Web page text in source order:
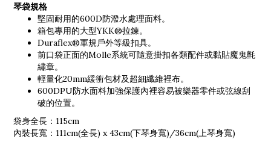
琴袋規格
堅固耐用的600D防潑水處理面料。
箱包專用的大型YKK®拉鍊。
Duraflex®軍規戶外等級扣具。
前口袋正面的Molle系統可隨意掛扣各類配件或黏貼魔鬼氈
繡章。
輕量化20mm緩衝包材及超細纖維裡布。
600DPU防水面料加強保護內裡容易被樂器零件或弦線刮
破的位置。
袋身全長：115cm
內裝長寬：111cm(全長) x 43cm(下琴身寬)/36cm(上琴身寬)